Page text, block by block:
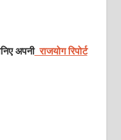
अपनीराजयोग रिपोर्ट